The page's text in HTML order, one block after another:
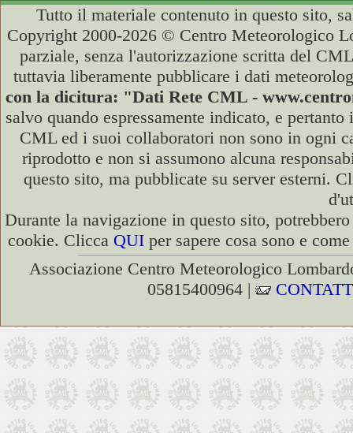
Tutto il materiale contenuto in questo sito,
Copyright 2000-2026 © Centro Meteorologico
parziale, senza l'autorizzazione scritta del
tuttavia liberamente pubblicare i dati
con la dicitura: "Dati Rete CML -
salvo quando espressamente indicato, e
CML ed i suoi collaboratori non sono in ogni
riprodotto e non si assumono alcuna
questo sito, ma pubblicate su server esterni.
Durante la navigazione in questo sito,
cookie. Clicca QUI per sapere cosa sono e
Associazione Centro Meteorologico
05815400964 |